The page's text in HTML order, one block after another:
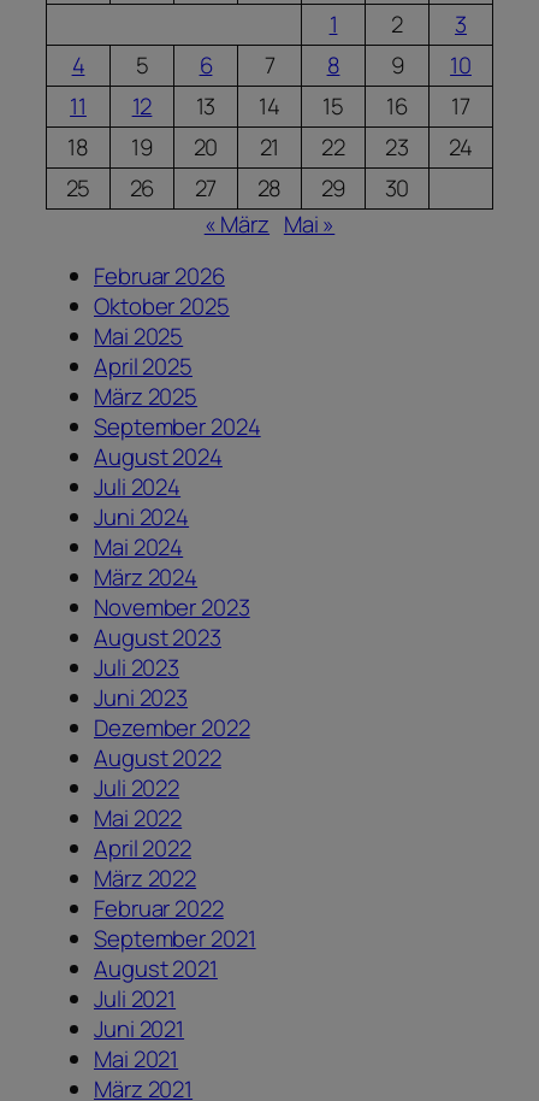
1
2
3
4
5 6 7 8 9
10
11
12 13 14 15 16
17
18
19 20 21 22 23
24
25
26 27 28 29
30
« März Mai »
Februar 2026
Oktober 2025
Mai 2025
April 2025
März 2025
September 2024
August 2024
Juli 2024
Juni 2024
Mai 2024
März 2024
November 2023
August 2023
Juli 2023
Juni 2023
Dezember 2022
August 2022
Juli 2022
Mai 2022
April 2022
März 2022
Februar 2022
September 2021
August 2021
Juli 2021
Juni 2021
Mai 2021
März 2021